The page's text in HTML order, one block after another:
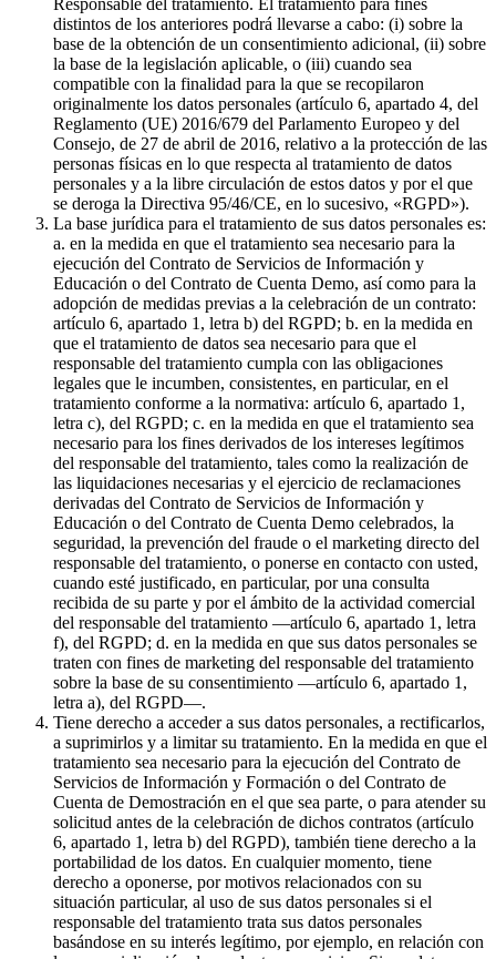
distintos de los anteriores podrá llevarse a cabo: (i) sobre la
base de la obtención de un consentimiento adicional, (ii) sobre
la base de la legislación aplicable, o (iii) cuando sea
compatible con la finalidad para la que se recopilaron
originalmente los datos personales (artículo 6, apartado 4, del
Reglamento (UE) 2016/679 del Parlamento Europeo y del
Consejo, de 27 de abril de 2016, relativo a la protección de las
personas físicas en lo que respecta al tratamiento de datos
personales y a la libre circulación de estos datos y por el que
se deroga la Directiva 95/46/CE, en lo sucesivo, «RGPD»).
La base jurídica para el tratamiento de sus datos personales es:
a. en la medida en que el tratamiento sea necesario para la
ejecución del Contrato de Servicios de Información y
Educación o del Contrato de Cuenta Demo, así como para la
adopción de medidas previas a la celebración de un contrato:
artículo 6, apartado 1, letra b) del RGPD; b. en la medida en
que el tratamiento de datos sea necesario para que el
responsable del tratamiento cumpla con las obligaciones
legales que le incumben, consistentes, en particular, en el
tratamiento conforme a la normativa: artículo 6, apartado 1,
letra c), del RGPD; c. en la medida en que el tratamiento sea
necesario para los fines derivados de los intereses legítimos
del responsable del tratamiento, tales como la realización de
las liquidaciones necesarias y el ejercicio de reclamaciones
derivadas del Contrato de Servicios de Información y
Educación o del Contrato de Cuenta Demo celebrados, la
seguridad, la prevención del fraude o el marketing directo del
responsable del tratamiento, o ponerse en contacto con usted,
cuando esté justificado, en particular, por una consulta
recibida de su parte y por el ámbito de la actividad comercial
del responsable del tratamiento —artículo 6, apartado 1, letra
f), del RGPD; d. en la medida en que sus datos personales se
traten con fines de marketing del responsable del tratamiento
sobre la base de su consentimiento —artículo 6, apartado 1,
letra a), del RGPD—.
Tiene derecho a acceder a sus datos personales, a rectificarlos,
a suprimirlos y a limitar su tratamiento. En la medida en que el
tratamiento sea necesario para la ejecución del Contrato de
Servicios de Información y Formación o del Contrato de
Cuenta de Demostración en el que sea parte, o para atender su
solicitud antes de la celebración de dichos contratos (artículo
6, apartado 1, letra b) del RGPD), también tiene derecho a la
portabilidad de los datos. En cualquier momento, tiene
derecho a oponerse, por motivos relacionados con su
situación particular, al uso de sus datos personales si el
responsable del tratamiento trata sus datos personales
basándose en su interés legítimo, por ejemplo, en relación con